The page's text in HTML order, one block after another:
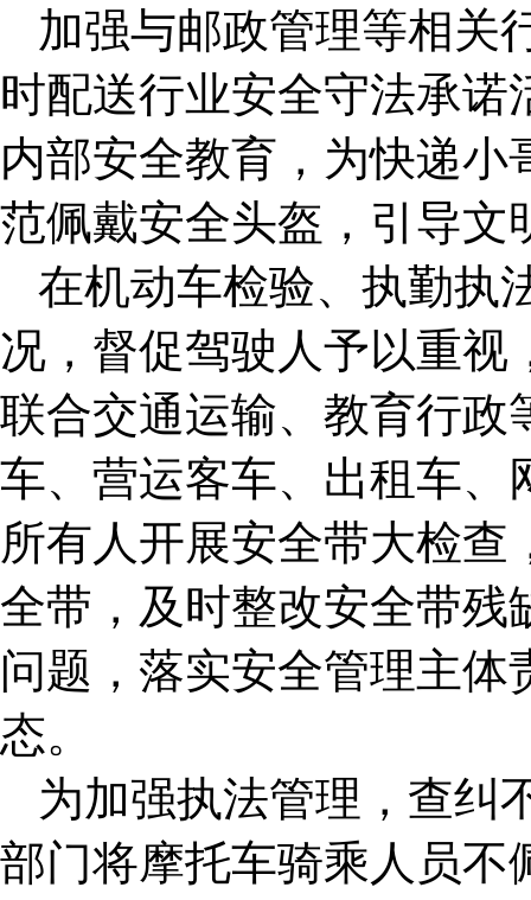
加强与邮政管理等相关
时配送行业安全守法承
内部安全教育，为快递
范佩戴安全头盔，引导文
在机动车检验、执勤执
况，督促驾驶人予以重视
联合交通运输、教育行政
车、营运客车、出租车、
所有人开展安全带大检
全带，及时整改安全带残
问题，落实安全管理主
态。
为加强执法管理，查纠
部门将摩托车骑乘人员不